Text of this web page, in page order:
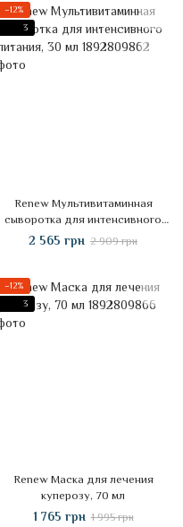
−12%
3
Renew Мультивитаминная
сыворотка для интенсивного
питания, 30 мл
2 565 грн 2 909 грн
−12%
3
Renew Маска для лечения
куперозу, 70 мл
1 765 грн 1 995 грн